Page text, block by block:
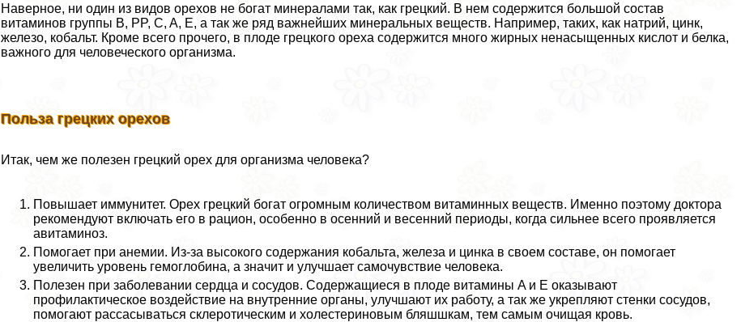
Наверное, ни один из видов орехов не богат минералами так, как грецкий. В нем содержится большой состав
витаминов группы B, PP, C, A, E, а так же ряд важнейших минеральных веществ. Например, таких, как натрий, цинк,
железо, кобальт. Кроме всего прочего, в плоде грецкого ореха содержится много жирных ненасыщенных кислот и белка,
важного для человеческого организма.
Польза грецких орехов
Итак, чем же полезен грецкий орех для организма человека?
Повышает иммунитет. Орех грецкий богат огромным количеством витаминных веществ. Именно поэтому доктора
рекомендуют включать его в рацион, особенно в осенний и весенний периоды, когда сильнее всего проявляется
авитаминоз.
Помогает при анемии. Из-за высокого содержания кобальта, железа и цинка в своем составе, он помогает
увеличить уровень гемоглобина, а значит и улучшает самочувствие человека.
Полезен при заболевании сердца и сосудов. Содержащиеся в плоде витамины A и E оказывают
профилактическое воздействие на внутренние органы, улучшают их работу, а так же укрепляют стенки сосудов,
помогают рассасываться склеротическим и холестериновым бляшшкам, тем самым очищая кровь.